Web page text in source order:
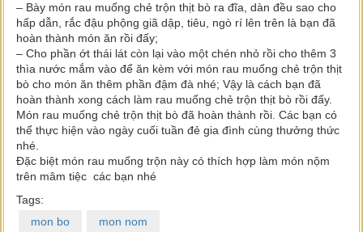
– Bày món rau muống chẻ trộn thịt bò ra đĩa, dàn đều sao cho
hấp dẫn, rắc đậu phộng giã dập, tiêu, ngò rí lên trên là bạn đã
hoàn thành món ăn rồi đấy;
– Cho phần ớt thái lát còn lại vào một chén nhỏ rồi cho thêm 3
thìa nước mắm vào để ăn kèm với món rau muống chẻ trộn thịt
bò cho món ăn thêm phần đậm đà nhé; Vậy là cách bạn đã
hoàn thành xong cách làm rau muống chẻ trộn thịt bò rồi đấy.
Món rau muống chẻ trộn thịt bò đã hoàn thành rồi. Các bạn có
thể thực hiện vào ngày cuối tuần đẻ gia đình cùng thưởng thức
nhé.
Đặc biệt món rau muống trộn này có thích hợp làm món nộm
trên mâm tiệc các bạn nhé
Tags:
mon bo
mon nom